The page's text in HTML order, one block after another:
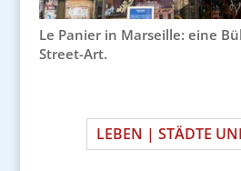
Le Panier in Marseille: eine
Street-Art.
LEBEN | STÄDTE